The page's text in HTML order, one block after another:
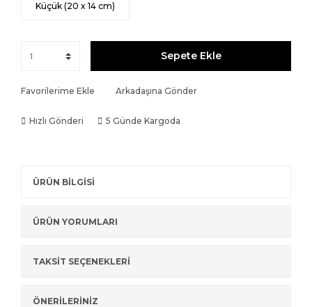
Küçük (20 x 14 cm)
Sepete Ekle
Favorilerime Ekle Arkadaşına Gönder
Hızlı Gönderi 5 Günde Kargoda
ÜRÜN BİLGİSİ
ÜRÜN YORUMLARI
TAKSİT SEÇENEKLERİ
ÖNERİLERİNİZ